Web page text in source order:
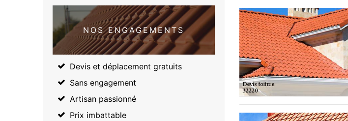
NOS ENGAGEMENTS
Devis et déplacement gratuits
Sans engagement
Artisan passionné
Prix imbattable